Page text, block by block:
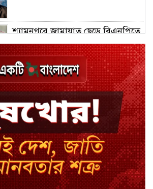
শ্যামনগরে জামায়াত ছেড়ে বিএনপিতে
ঢাকায় হালকা বৃষ্টির সম্ভাবনা, বাড়তে
পারে তাপমাত্রা
মন্ত্রী-এমপিদের উপস্থিতিতে ইউএনওর
আইফোন চুরি
সিরাজগঞ্জে বাস ট্রাক দুর্ঘটনা, চালকসহ
নিহত ২